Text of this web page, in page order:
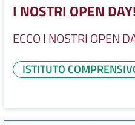
I NOSTRI OPEN DAY!
ECCO I NOSTRI OPEN
ISTITUTO